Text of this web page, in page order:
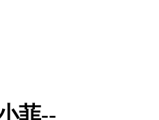
菲--